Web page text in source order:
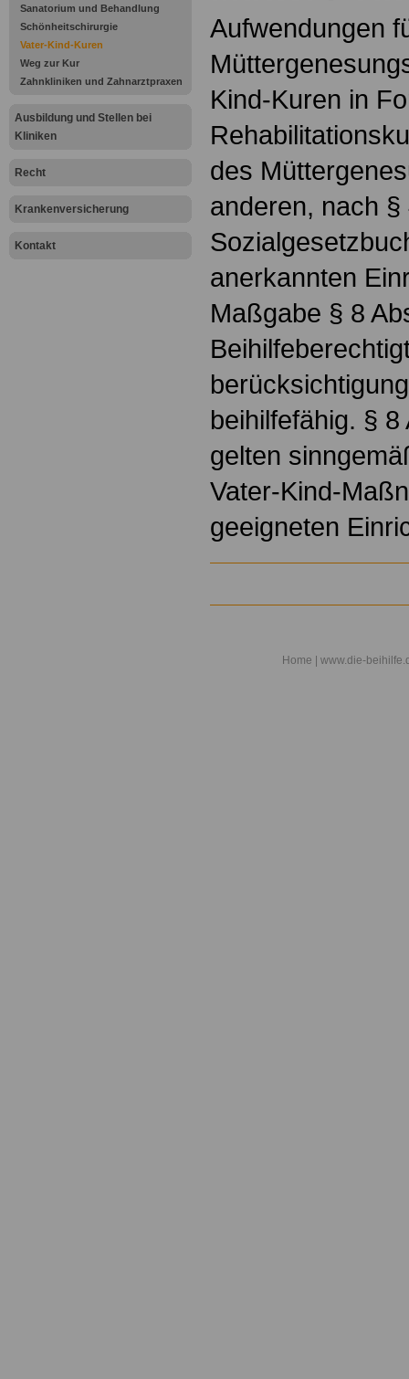
Sanatorium und Behandlung
Schönheitschirurgie
Vater-Kind-Kuren
Weg zur Kur
Zahnkliniken und Zahnarztpraxen
Ausbildung und Stellen bei
Kliniken
Recht
Krankenversicherung
Kontakt
Aufwendungen
Kind-Kuren in
des
anderen, nach
anerkannten
Maßgabe § 8
beihilfefähig. §
gelten
Vater-Kind-
geeigneten
Home | www.die-